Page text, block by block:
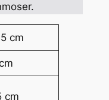
cm
cm